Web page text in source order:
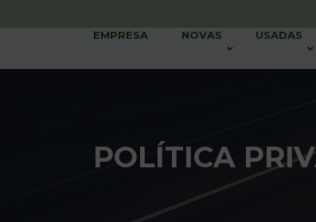
EMPRESA NOVAS USADAS
POLÍTICA